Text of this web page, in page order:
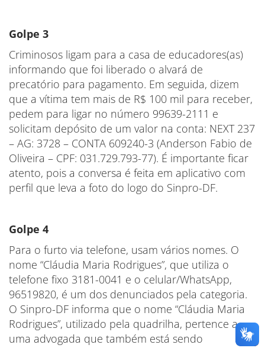
Golpe 3
Criminosos ligam para a casa de educadores(as)
informando que foi liberado o alvará de
precatório para pagamento. Em seguida, dizem
que a vítima tem mais de R$ 100 mil para receber,
pedem para ligar no número 99639-2111 e
solicitam depósito de um valor na conta: NEXT 237
– AG: 3728 – CONTA 609240-3 (Anderson Fabio de
Oliveira – CPF: 031.729.793-77). É importante ficar
atento, pois a conversa é feita em aplicativo com
perfil que leva a foto do logo do Sinpro-DF.
Golpe 4
Para o furto via telefone, usam vários nomes. O
nome “Cláudia Maria Rodrigues”, que utiliza o
telefone fixo 3181-0041 e o celular/WhatsApp,
96519820, é um dos denunciados pela categoria.
O Sinpro-DF informa que o nome “Cláudia Maria
Rodrigues”, utilizado pela quadrilha, pertence a
uma advogada que também está sendo